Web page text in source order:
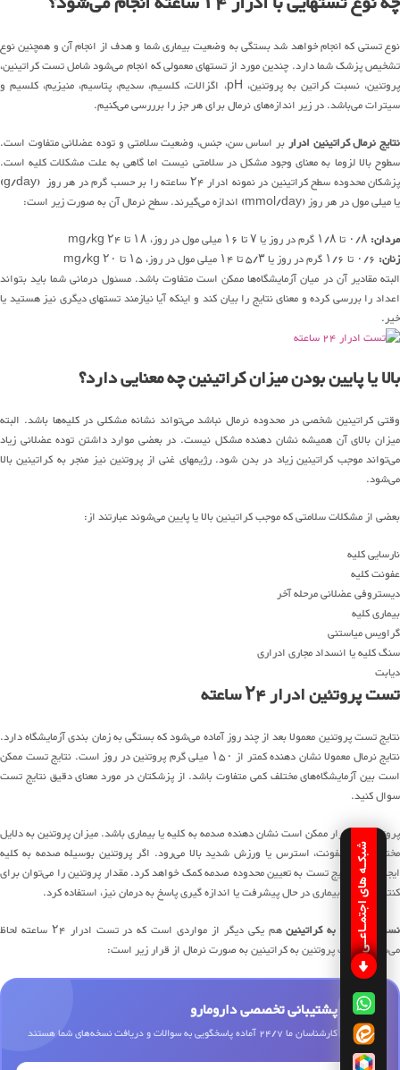
نوع تستی که انجام خواهد شد بستگی به وضعیت بیماری شما و هدف از انجام آن و همچنین نوع
تشخیص پزشک شما دارد. چندین مورد از تستهای معمولی که انجام می‌شود شامل تست کراتینین،
پروتئین، نسبت کراتین به پروتئین، pH، اگزالات، کلسیم، سدیم، پتاسیم، منیزیم، کلسیم و
سیترات می‌باشد. در زیر اندازه‌های نرمال برای هر جز را برررسی می‌کنیم.
نتایج نرمال کراتینین ادراربر اساس سن، جنس، وضعیت سلامتی و توده عضلانی متفاوت است.
سطوح بالا لزوما به معنای وجود مشکل در سلامتی نیست اما گاهی به علت مشکلات کلیه است.
پزشکان محدوده سطح کراتینین در نمونه ادرار ۲۴ ساعته را بر حسب گرم در هر روز (g/day)
یا میلی مول در هر روز (mmol/day) اندازه می‌گیرند. سطح نرمال آن به صورت زیر است:
مردان:
زنان:
البته مقادیر آن در میان آزمایشگاه‌ها ممکن است متفاوت باشد. مسئول درمانی شما باید بتواند
اعداد را بررسی کرده و معنای نتایج را بیان کند و اینکه آیا نیازمند تستهای دیگری نیز هستید یا
خیر.
بالا یا پایین بودن میزان کراتینین چه معنایی دارد؟
وقتی کراتینین شخصی در محدوده نرمال نباشد می‌تواند نشانه مشکلی در کلیه‌ها باشد. البته
میزان بالای آن همیشه نشان دهنده مشکل نیست. در بعضی موارد داشتن توده عضلانی زیاد
می‌تواند موجب کراتینین زیاد در بدن شود. رژیمهای غنی از پروتئین نیز منجر به کراتینین بالا
می‌شود.
بعضی از مشکلات سلامتی که موجب کراتینین بالا یا پایین می‌شوند عبارتند از:
نارسایی کلیه
عفونت کلیه
دیستروفی عضلانی مرحله آخر
بیماری کلیه
گراویس میاستنی
سنگ کلیه یا انسداد مجاری ادراری
دیابت
تست پروتئین ادرار ۲۴ ساعته
نتایج تست پروتئین معمولا بعد از چند روز آماده می‌شود که بستگی به زمان بندی آزمایشگاه دارد.
نتایج نرمال معمولا نشان دهنده کمتر از ۱۵۰ میلی گرم پروتئین در روز است. نتایج تست ممکن
است بین آزمایشگاه‌های مختلف کمی متفاوت باشد. از پزشکتان در مورد معنای دقیق نتایج تست
سوال کنید.
پروتئین در ادرار ممکن است نشان دهنده صدمه به کلیه یا بیماری باشد. میزان پروتئین به دلایل
مختلفی مثل عفونت، استرس یا ورزش شدید بالا می‌رود. اگر پروتئین بوسیله صدمه به کلیه
ایجاد شود، نتایج تست به تعیین محدوده صدمه کمک خواهد کرد. مقدار پروتئین را می‌توان برای
کنترل هر نوع بیماری در حال پیشرفت یا اندازه گیری پاسخ به درمان نیز، استفاده کرد.
نست پروتئین به کراتینین
هم یکی دیگر از مواردی است که در تست ادرار ۲۴ ساعته لحاظ
می‌شود. نسبت پروتئین به کراتینین به صورت نرمال از قرار زیر است:
پشتیبانی تخصصی دارومارو
کارشناسان ما 24/7 آماده پاسخگویی به سوالات و دریافت نسخه‌های شما هستند
شبکـه های اجتمـاعـی